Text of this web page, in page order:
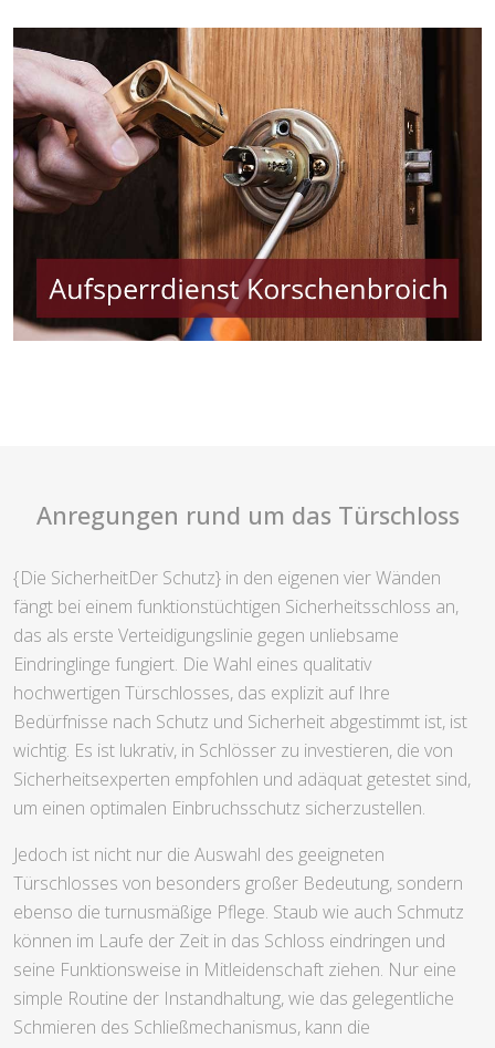
Anregungen rund um das Türschloss
{Die SicherheitDer Schutz} in den eigenen vier Wänden
fängt bei einem funktionstüchtigen Sicherheitsschloss an,
das als erste Verteidigungslinie gegen unliebsame
Eindringlinge fungiert. Die Wahl eines qualitativ
hochwertigen Türschlosses, das explizit auf Ihre
Bedürfnisse nach Schutz und Sicherheit abgestimmt ist, ist
wichtig. Es ist lukrativ, in Schlösser zu investieren, die von
Sicherheitsexperten empfohlen und adäquat getestet sind,
um einen optimalen Einbruchsschutz sicherzustellen.
Jedoch ist nicht nur die Auswahl des geeigneten
Türschlosses von besonders großer Bedeutung, sondern
ebenso die turnusmäßige Pflege. Staub wie auch Schmutz
können im Laufe der Zeit in das Schloss eindringen und
seine Funktionsweise in Mitleidenschaft ziehen. Nur eine
simple Routine der Instandhaltung, wie das gelegentliche
Schmieren des Schließmechanismus, kann die